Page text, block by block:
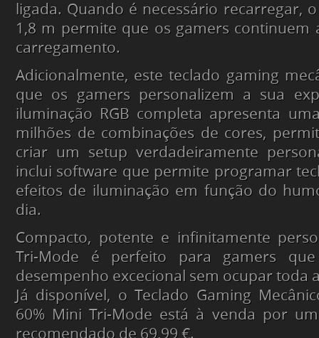
ligada. Quando é necessário recarregar, o
1,8 m permite que os gamers continuem
carregamento.
Adicionalmente, este teclado gaming
que os gamers personalizem a sua
iluminação RGB completa apresenta
milhões de combinações de cores,
criar um setup verdadeiramente
inclui software que permite programar
efeitos de iluminação em função do
dia.
Compacto, potente e infinitamente
Tri-Mode é perfeito para gamers
desempenho excecional sem ocupar toda
Já disponível, o Teclado Gaming
60% Mini Tri-Mode está à venda por
recomendado de 69,99 €.